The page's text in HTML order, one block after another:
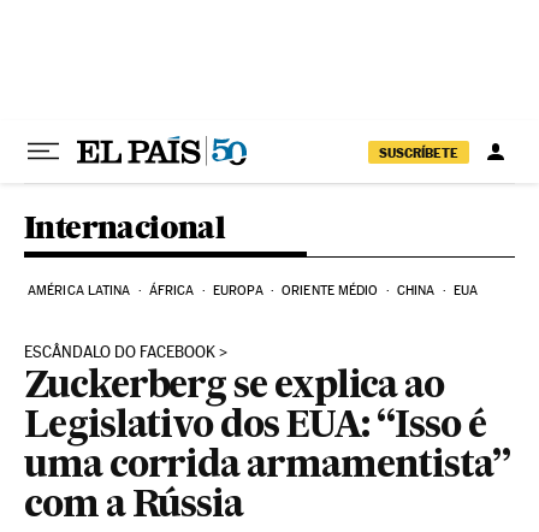
SUSCRÍBETE
Internacional
AMÉRICA LATINA ÁFRICA EUROPA ORIENTE MÉDIO CHINA EUA
ESCÂNDALO DO FACEBOOK
Zuckerberg se explica ao
Legislativo dos EUA: “Isso é
uma corrida armamentista”
com a Rússia